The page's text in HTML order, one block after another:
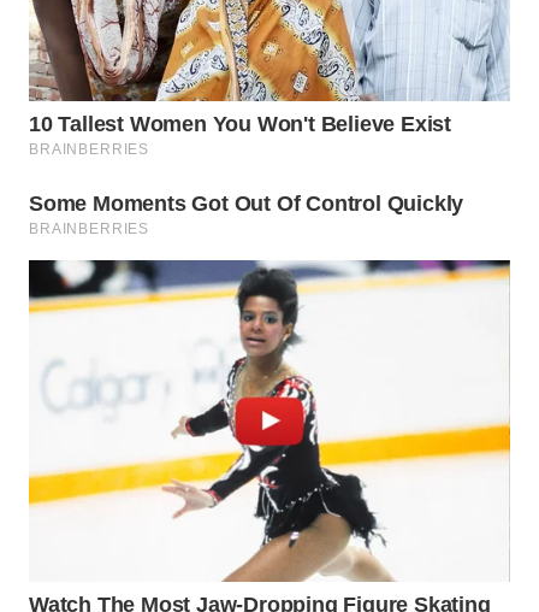
WN
LANGKAT
WN
TAPANULI
SELATAN
WN
TANJUNG
LESUNG
KARO
WN